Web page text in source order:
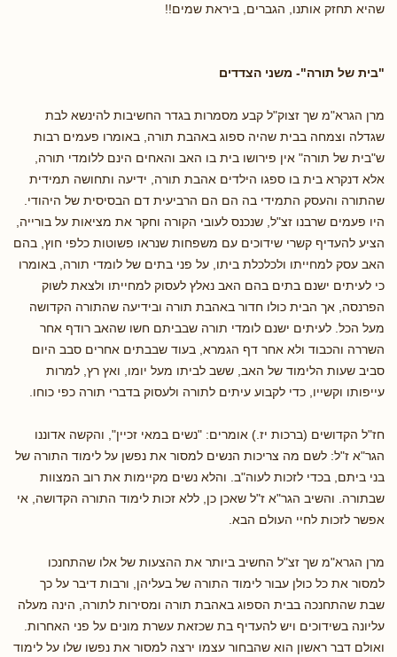
שהיא תחזק אותנו, הגברים, ביראת שמים!!
"בית של תורה"- משני הצדדים
מרן הגרא"מ שך זצוק"ל קבע מסמרות בגדר החשיבות להינשא לבת
שגדלה וצמחה בבית שהיה ספוג באהבת תורה, באומרו פעמים רבות
ש"בית של תורה" אין פירושו בית בו האב והאחים הינם ללומדי תורה,
אלא דנקרא בית בו ספגו הילדים אהבת תורה, ידיעה ותחושה תמידית
שהתורה והעסק התמידי בה הם הם הרביעית דם הבסיסית של היהודי.
היו פעמים שרבנו זצ"ל, שנכנס לעובי הקורה וחקר את מציאות על בורייה,
הציע להעדיף קשרי שידוכים עם משפחות שנראו פשוטות כלפי חוץ, בהם
האב עסק למחייתו ולכלכלת ביתו, על פני בתים של לומדי תורה, באומרו
כי לעיתים ישנם בתים בהם האב נאלץ לעסוק למחייתו ולצאת לשוק
הפרנסה, אך הבית כולו חדור באהבת תורה ובידיעה שהתורה הקדושה
מעל הכל. לעיתים ישנם לומדי תורה שבביתם חשו שהאב רודף אחר
השררה והכבוד ולא אחר דף הגמרא, בעוד שבבתים אחרים סבב היום
סביב שעות הלימוד של האב, ששב לביתו מעל יומו, ואץ רץ, למרות
עייפותו וקשייו, כדי לקבוע עיתים לתורה ולעסוק בדברי תורה כפי כוחו.
חז"ל הקדושים (ברכות יז.) אומרים: "נשים במאי זכיין", והקשה אדוננו
הגר"א ז"ל: לשם מה צריכות הנשים למסור את נפשן על לימוד התורה של
בני ביתם, בכדי לזכות לעוה"ב. והלא נשים מקיימות את רוב המצוות
שבתורה. והשיב הגר"א ז"ל שאכן כן, ללא זכות לימוד התורה הקדושה, אי
אפשר לזכות לחיי העולם הבא.
מרן הגרא"מ שך זצ"ל החשיב ביותר את ההצעות של אלו שהתחנכו
למסור את כל כולן עבור לימוד התורה של בעליהן, ורבות דיבר על כך
שבת שהתחנכה בבית הספוג באהבת תורה ומסירות לתורה, הינה מעלה
עליונה בשידוכים ויש להעדיף בת שכזאת עשרת מונים על פני האחרות.
ואולם דבר ראשון הוא שהבחור עצמו ירצה למסור את נפשו שלו על לימוד